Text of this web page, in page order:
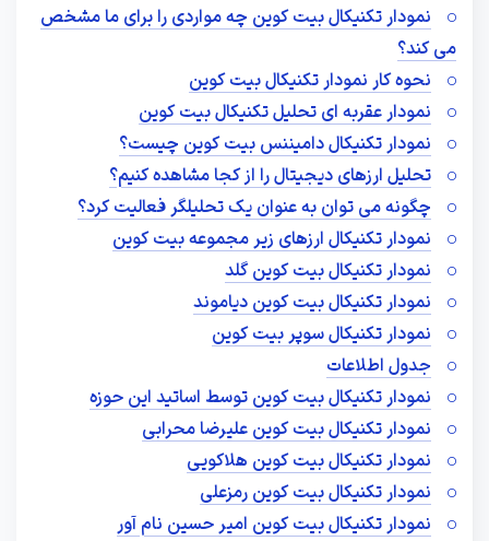
نمودار تکنیکال بیت کوین چه مواردی را برای ما مشخص
می کند؟
نحوه کار نمودار تکنیکال بیت کوین
نمودار عقربه ای تحلیل تکنیکال بیت کوین
نمودار تکنیکال دامیننس بیت کوین چیست؟
تحلیل ارزهای دیجیتال را از کجا مشاهده کنیم؟
چگونه می توان به عنوان یک تحلیلگر فعالیت کرد؟
نمودار تکنیکال ارزهای زیر مجموعه بیت کوین
نمودار تکنیکال بیت کوین گلد
نمودار تکنیکال بیت کوین دیاموند
نمودار تکنیکال سوپر بیت کوین
جدول اطلاعات
نمودار تکنیکال بیت کوین توسط اساتید این حوزه
نمودار تکنیکال بیت کوین علیرضا محرابی
نمودار تکنیکال بیت کوین هلاکویی
نمودار تکنیکال بیت کوین رمزعلی
نمودار تکنیکال بیت کوین امیر حسین نام آور